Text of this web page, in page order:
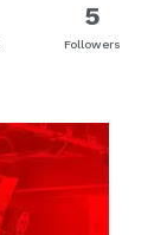
5
Followers